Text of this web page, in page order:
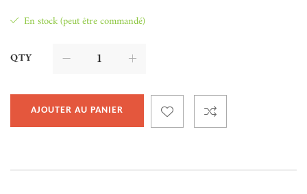
En stock (peut être commandé)
QTY
AJOUTER AU PANIER